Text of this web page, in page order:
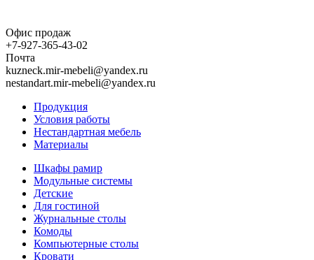
Офис продаж
+7-927-365-43-02
Почта
kuzneck.mir-mebeli@yandex.ru
nestandart.mir-mebeli@yandex.ru
Продукция
Условия работы
Нестандартная мебель
Материалы
Шкафы рамир
Модульные системы
Детские
Для гостиной
Журнальные столы
Комоды
Компьютерные столы
Кровати